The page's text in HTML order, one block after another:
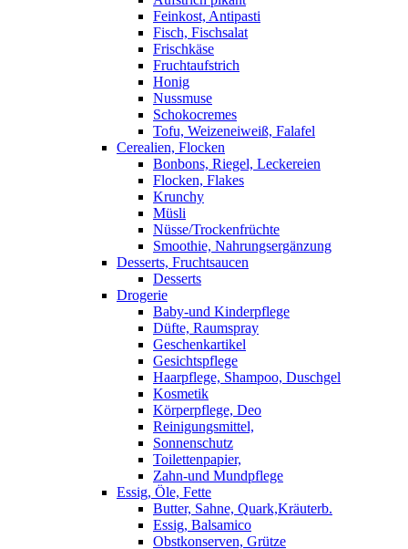
Feinkost, Antipasti
Fisch, Fischsalat
Frischkäse
Fruchtaufstrich
Honig
Nussmuse
Schokocremes
Tofu, Weizeneiweiß, Falafel
Cerealien, Flocken
Bonbons, Riegel, Leckereien
Flocken, Flakes
Krunchy
Müsli
Nüsse/Trockenfrüchte
Smoothie, Nahrungsergänzung
Desserts, Fruchtsaucen
Desserts
Drogerie
Baby-und Kinderpflege
Düfte, Raumspray
Geschenkartikel
Gesichtspflege
Haarpflege, Shampoo, Duschgel
Kosmetik
Körperpflege, Deo
Reinigungsmittel,
Sonnenschutz
Toilettenpapier,
Zahn-und Mundpflege
Essig, Öle, Fette
Butter, Sahne, Quark,Kräuterb.
Essig, Balsamico
Obstkonserven, Grütze